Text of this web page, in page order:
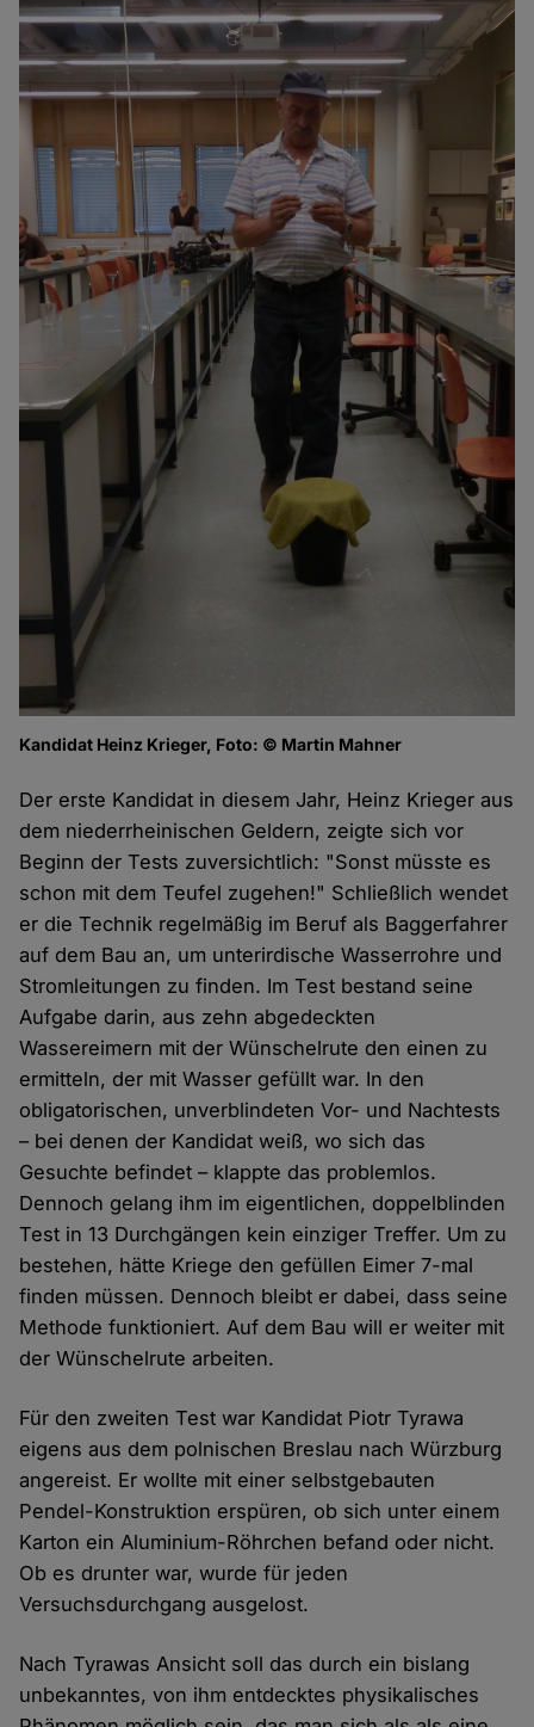
Kandidat Heinz Krieger, Foto: © Martin Mahner
Der erste Kandidat in diesem Jahr, Heinz Krieger aus
dem niederrheinischen Geldern, zeigte sich vor
Beginn der Tests zuversichtlich: "Sonst müsste es
schon mit dem Teufel zugehen!" Schließlich wendet
er die Technik regelmäßig im Beruf als Baggerfahrer
auf dem Bau an, um unterirdische Wasserrohre und
Stromleitungen zu finden. Im Test bestand seine
Aufgabe darin, aus zehn abgedeckten
Wassereimern mit der Wünschelrute den einen zu
ermitteln, der mit Wasser gefüllt war. In den
obligatorischen, unverblindeten Vor- und Nachtests
– bei denen der Kandidat weiß, wo sich das
Gesuchte befindet – klappte das problemlos.
Dennoch gelang ihm im eigentlichen, doppelblinden
Test in 13 Durchgängen kein einziger Treffer. Um zu
bestehen, hätte Kriege den gefüllen Eimer 7-mal
finden müssen. Dennoch bleibt er dabei, dass seine
Methode funktioniert. Auf dem Bau will er weiter mit
der Wünschelrute arbeiten.
Für den zweiten Test war Kandidat Piotr Tyrawa
eigens aus dem polnischen Breslau nach Würzburg
angereist. Er wollte mit einer selbstgebauten
Pendel-Konstruktion erspüren, ob sich unter einem
Karton ein Aluminium-Röhrchen befand oder nicht.
Ob es drunter war, wurde für jeden
Versuchsdurchgang ausgelost.
Nach Tyrawas Ansicht soll das durch ein bislang
unbekanntes, von ihm entdecktes physikalisches